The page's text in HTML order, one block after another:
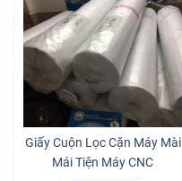
Giấy Cuộn Lọc Cặn Máy Mài
Mái Tiện Máy CNC